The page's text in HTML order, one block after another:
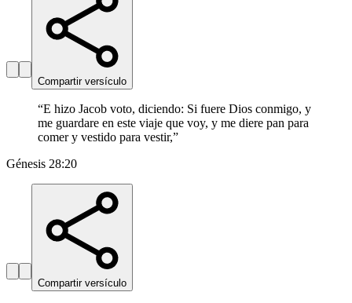
Compartir versículo
“E hizo Jacob voto, diciendo: Si fuere Dios conmigo, y
me guardare en este viaje que voy, y me diere pan para
comer y vestido para vestir,”
Génesis 28:20
Compartir versículo